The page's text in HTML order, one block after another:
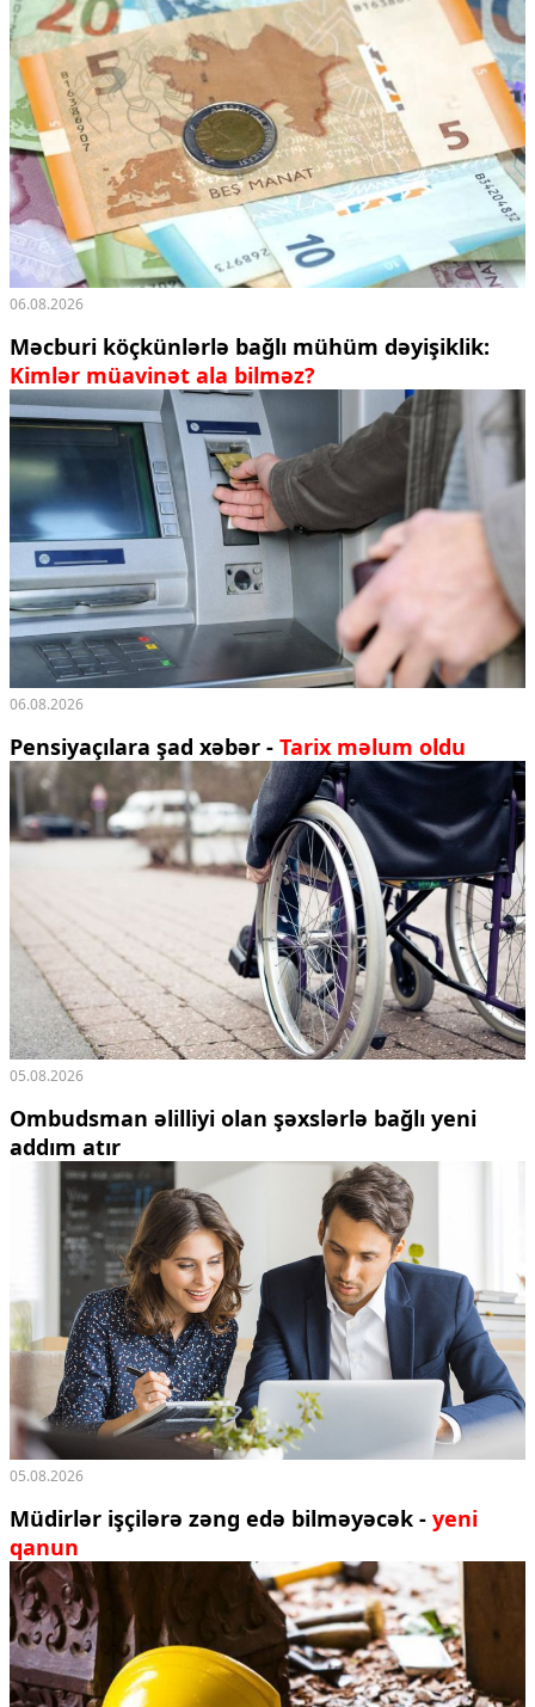
06.08.2026
Məcburi köçkünlərlə bağlı mühüm dəyişiklik:
Kimlər müavinət ala bilməz?
06.08.2026
Pensiyaçılara şad xəbər - Tarix məlum oldu
05.08.2026
Ombudsman əlilliyi olan şəxslərlə bağlı yeni
addım atır
05.08.2026
Müdirlər işçilərə zəng edə bilməyəcək - yeni
qanun